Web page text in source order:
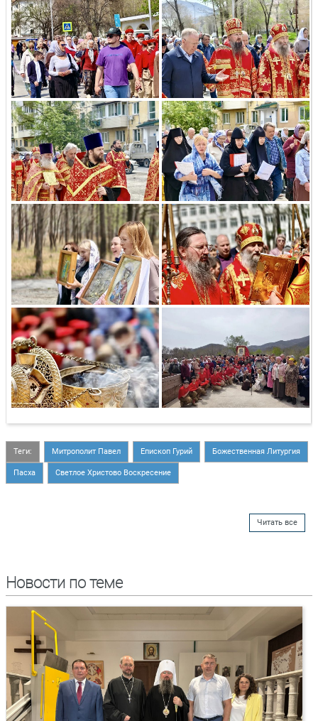
Теги: Митрополит Павел Епископ Гурий Божественная Литургия
Пасха Светлое Христово Воскресение
Читать все
Новости по теме